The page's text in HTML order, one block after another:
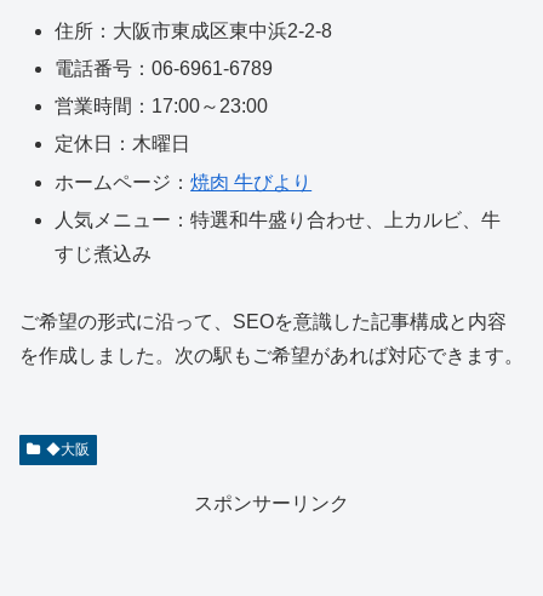
住所：大阪市東成区東中浜2-2-8
電話番号：06-6961-6789
営業時間：17:00～23:00
定休日：木曜日
ホームページ：焼肉 牛びより
人気メニュー：特選和牛盛り合わせ、上カルビ、牛
すじ煮込み
ご希望の形式に沿って、SEOを意識した記事構成と内容
を作成しました。次の駅もご希望があれば対応できます。
◆大阪
スポンサーリンク